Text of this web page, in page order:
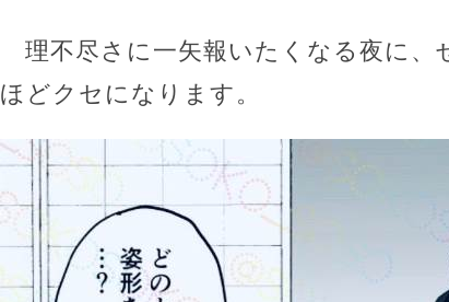
理不尽さに一矢報いたくなる夜に、
ほどクセになります。